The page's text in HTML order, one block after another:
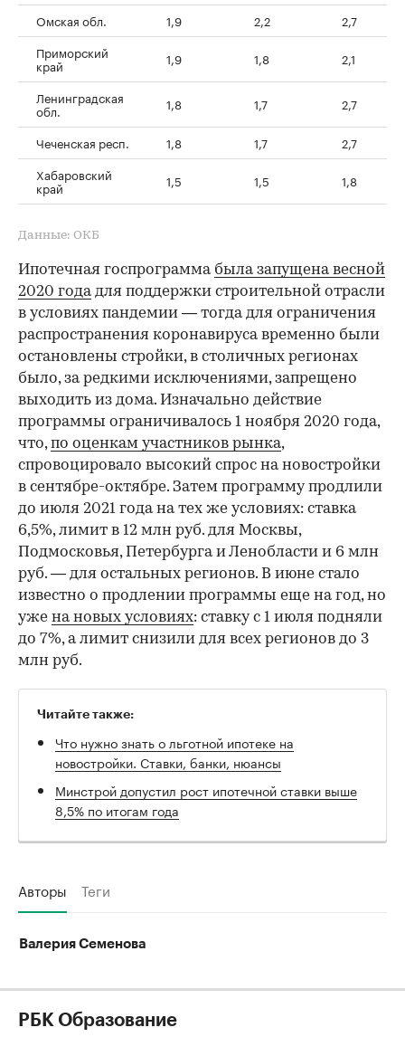
Омская обл. 1,9 2,2
2,7
Приморский
край 1,9 1,8 2,1
Ленинградская
обл. 1,8 1,7 2,7
Чеченская респ. 1,8 1,7
2,7
Хабаровский
край 1,5 1,5 1,8
Данные: ОКБ
Ипотечная госпрограмма была запущена весной
2020 годадля поддержки строительной отрасли
в условиях пандемии — тогда для ограничения
распространения коронавируса временно были
остановлены стройки, в столичных регионах
было, за редкими исключениями, запрещено
выходить из дома. Изначально действие
программы ограничивалось 1 ноября 2020 года,
что,по оценкам участников рынка,
спровоцировало высокий спрос на новостройки
в сентябре-октябре. Затем программу продлили
до июля 2021 года на тех же условиях: ставка
6,5%, лимит в 12 млн руб. для Москвы,
Подмосковья, Петербурга и Ленобласти и 6 млн
руб. — для остальных регионов. В июне стало
известно о продлении программы еще на год, но
уже на новых условиях: ставку с 1 июля подняли
до 7%, а лимит снизили для всех регионов до 3
млн руб.
Читайте также:
Что нужно знать о льготной ипотеке на
новостройки. Ставки, банки, нюансы
Минстрой допустил рост ипотечной ставки выше
8,5% по итогам года
Авторы Теги
Валерия Семенова
РБК Образование